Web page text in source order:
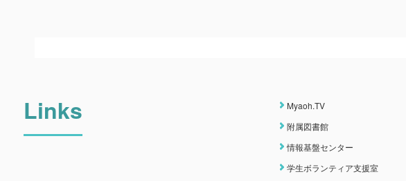
Links Myaoh.TV
附属図書館
情報基盤センター
学生ボランティア支援室